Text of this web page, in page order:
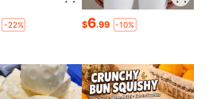
-22% $6.99 -10%